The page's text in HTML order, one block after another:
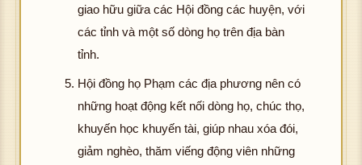
giao hữu giữa các Hội đồng các huyện, với
các tỉnh và một số dòng họ trên địa bàn
tỉnh.
Hội đồng họ Phạm các địa phương nên có
những hoạt động kết nối dòng họ, chúc thọ,
khuyến học khuyến tài, giúp nhau xóa đói,
giảm nghèo, thăm viếng động viên những